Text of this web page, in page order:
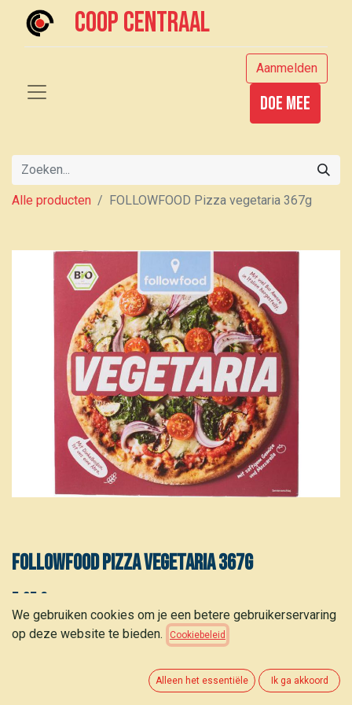
Coop centraal
Aanmelden
Doe mee
Alle producten FOLLOWFOOD Pizza vegetaria 367g
FOLLOWFOOD Pizza vegetaria 367g
5,35 €
TOEVOEGEN AAN WINKELMANDJE
We gebruiken cookies om je een betere gebruikerservaring
op deze website te bieden.
Cookiebeleid
Alleen het essentiële Ik ga akkoord